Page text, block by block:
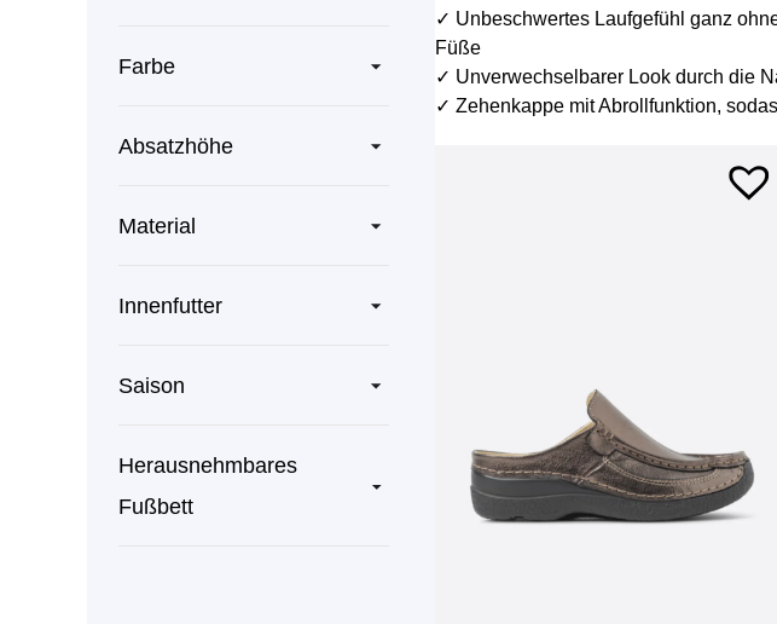
Farbe
Absatzhöhe
Material
Innenfutter
Saison
Herausnehmbares
Fußbett
✓ Unbeschwertes Laufgefühl ganz
Füße
✓ Unverwechselbarer Look durch die
✓ Zehenkappe mit Abrollfunktion,